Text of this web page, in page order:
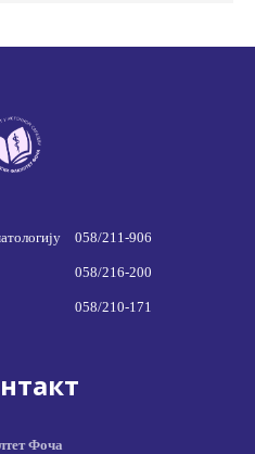
058/211-906
058/216-200
058/210-171
Фоча